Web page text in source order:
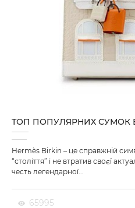
HERMES...
моди, який пройшов через
Ця сумка, названа на